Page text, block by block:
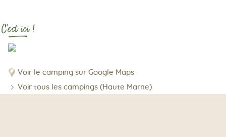
C'est ici !
Voir le camping sur Google Maps
Voir tous les campings (Haute Marne)